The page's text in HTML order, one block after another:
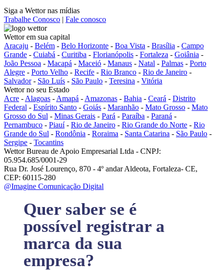
Siga a Wettor nas mídias
Trabalhe Conosco | Fale conosco
Wettor em sua capital
Aracaju - Belém - Belo Horizonte - Boa Vista - Brasília - Campo
Grande - Cuiabá - Curitiba - Florianópolis - Fortaleza - Goiânia -
João Pessoa - Macapá - Maceió - Manaus - Natal - Palmas - Porto
Alegre - Porto Velho - Recife - Rio Branco - Rio de Janeiro -
Salvador- São Luís - São Paulo - Teresina - Vitória
Wettor no seu Estado
Acre - Alagoas - Amapá - Amazonas - Bahia - Ceará - Distrito
Federal - Espírito Santo - Goiás - Maranhão - Mato Grosso - Mato
Grosso do Sul - Minas Gerais - Pará - Paraíba - Paraná -
Pernambuco - Piauí- Rio de Janeiro - Rio Grande do Norte - Rio
Grande do Sul - Rondônia - Roraima - Santa Catarina - São Paulo -
Sergipe - Tocantins
Wettor Bureau de Apoio Empresarial Ltda - CNPJ:
05.954.685/0001-29
Rua Dr. José Lourenço, 870 - 4º andar Aldeota, Fortaleza- CE,
CEP: 60115-280
@Imagine Comunicação Digital
Quer saber se é
possível registrar a
marca da sua
empresa?